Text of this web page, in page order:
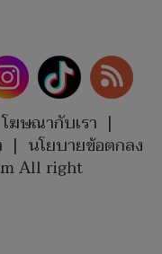
โฆษณากับเรา |
| นโยบายข้อตกลง
All right